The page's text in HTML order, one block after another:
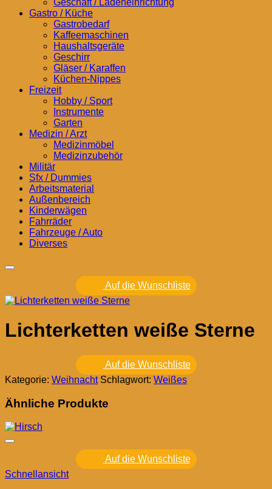
Geschäft / Ladeneinrichtung
Gastro / Küche
Gastrobedarf
Kaffeemaschinen
Haushaltsgeräte
Geschirr
Gläser / Karaffen
Küchen-Nippes
Freizeit
Hobby / Sport
Instrumente
Garten
Medizin / Arzt
Medizinmöbel
Medizinzubehör
Militär
Sfx / Dummies
Arbeitsmaterial
Außenbereich
Kinderwägen
Fahrräder
Fahrzeuge / Auto
Diverses
Auf die Wunschliste
Lichterketten weiße Sterne
Auf die Wunschliste
Kategorie: Weihnacht Schlagwort: Weißes
Ähnliche Produkte
Auf die Wunschliste
Schnellansicht